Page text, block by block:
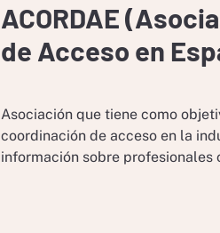
ACORDAE
de Acceso en
Asociación que tiene como
coordinación de acceso en la
información sobre profesionales